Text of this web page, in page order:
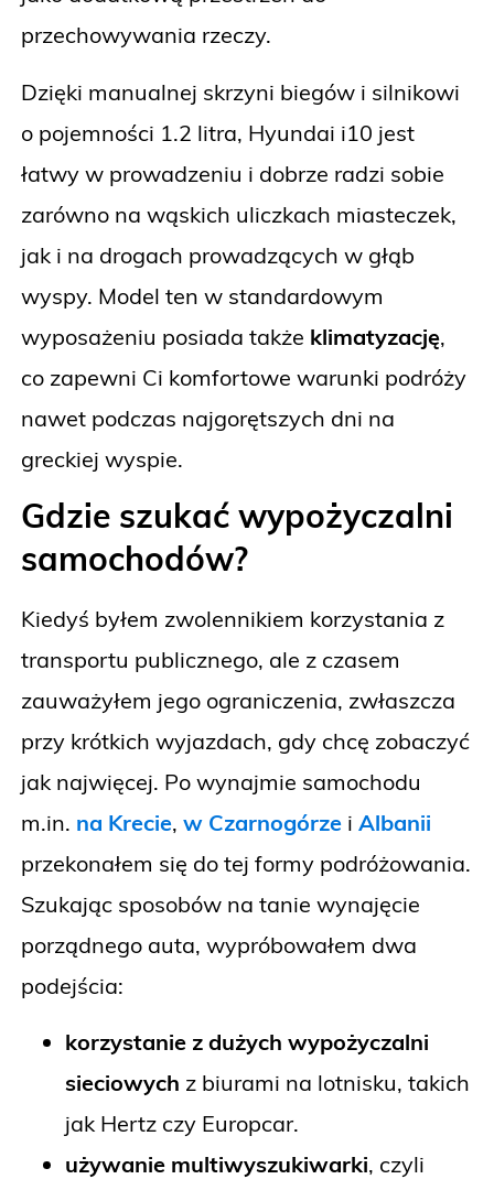
przechowywania rzeczy.
Dzięki manualnej skrzyni biegów i silnikowi
o pojemności 1.2 litra, Hyundai i10 jest
łatwy w prowadzeniu i dobrze radzi sobie
zarówno na wąskich uliczkach miasteczek,
jak i na drogach prowadzących w głąb
wyspy. Model ten w standardowym
wyposażeniu posiada także klimatyzację,
co zapewni Ci komfortowe warunki podróży
nawet podczas najgorętszych dni na
greckiej wyspie.
Gdzie szukać wypożyczalni
samochodów?
Kiedyś byłem zwolennikiem korzystania z
transportu publicznego, ale z czasem
zauważyłem jego ograniczenia, zwłaszcza
przy krótkich wyjazdach, gdy chcę zobaczyć
jak najwięcej. Po wynajmie samochodu
m.in. na Krecie, w Czarnogórze i Albanii
przekonałem się do tej formy podróżowania.
Szukając sposobów na tanie wynajęcie
porządnego auta, wypróbowałem dwa
podejścia:
korzystanie z dużych wypożyczalni
sieciowych z biurami na lotnisku, takich
jak Hertz czy Europcar.
używanie multiwyszukiwarki, czyli